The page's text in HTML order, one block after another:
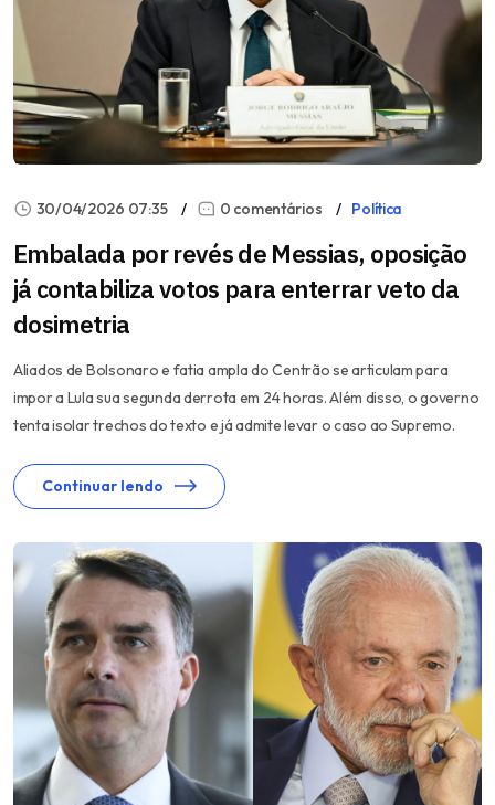
30/04/2026 07:35 0 comentários Política
Embalada por revés de Messias, oposição
já contabiliza votos para enterrar veto da
dosimetria
Aliados de Bolsonaro e fatia ampla do Centrão se articulam para
impor a Lula sua segunda derrota em 24 horas. Além disso, o governo
tenta isolar trechos do texto e já admite levar o caso ao Supremo.
Continuar lendo